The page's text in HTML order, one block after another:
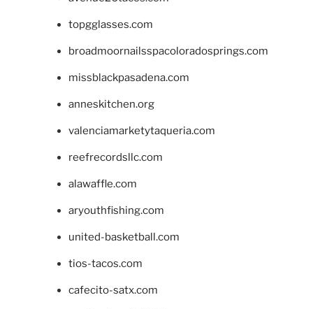
topgglasses.com
broadmoornailsspacoloradosprings.com
missblackpasadena.com
anneskitchen.org
valenciamarketytaqueria.com
reefrecordsllc.com
alawaffle.com
aryouthfishing.com
united-basketball.com
tios-tacos.com
cafecito-satx.com